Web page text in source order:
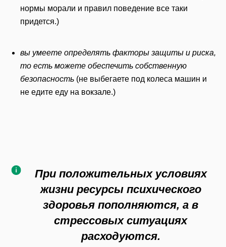
нормы морали и правил поведение все таки
придется.)
вы умеете определять факторы защиты и риска,
то есть можете обеспечить собственную
безопасность (не выбегаете под колеса машин и
не едите еду на вокзале.)
При положительных условиях
жизни ресурсы психического
здоровья пополняются, а в
стрессовых ситуациях
расходуются.